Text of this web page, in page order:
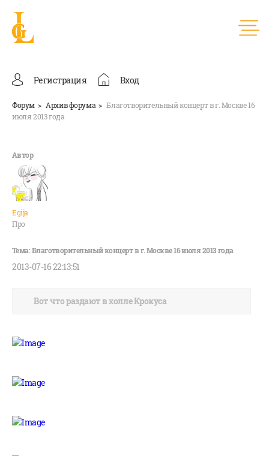
Регистрация Вход
Форум Архив форума
Благотворительный концерт в г. Москве 16
июля 2013 года
Egija
Про
2013-07-16 22:13:51
Вот что раздают в холле Крокуса